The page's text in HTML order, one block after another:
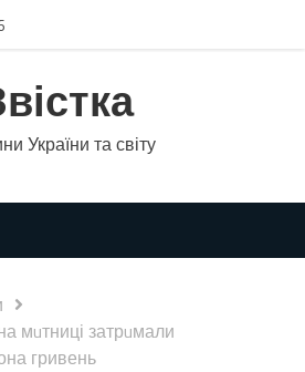
України та світу
мuтниці затрuмали
гривень